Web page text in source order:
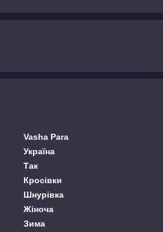
Vasha Para
Україна
Так
Кросівки
Шнурівка
Жіноча
Зима